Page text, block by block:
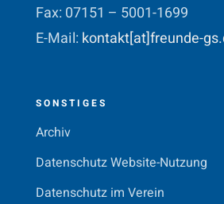
Fax: 07151 – 5001-1699
E-Mail: kontakt[at]freunde-
SONSTIGES
Archiv
Datenschutz Website-Nutzung
Datenschutz im Verein